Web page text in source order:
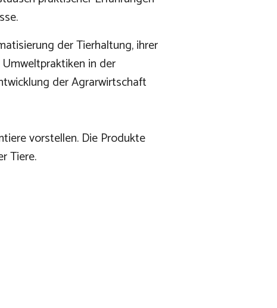
der Tierhaltung, ihrer
in der
der Agrarwirtschaft
vorstellen. Die Produkte
Tiere.